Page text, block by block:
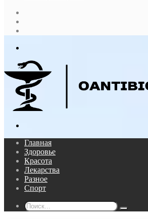
Главная
Здоровье
Красота
Лекарства
Разное
Спорт
Поиск...